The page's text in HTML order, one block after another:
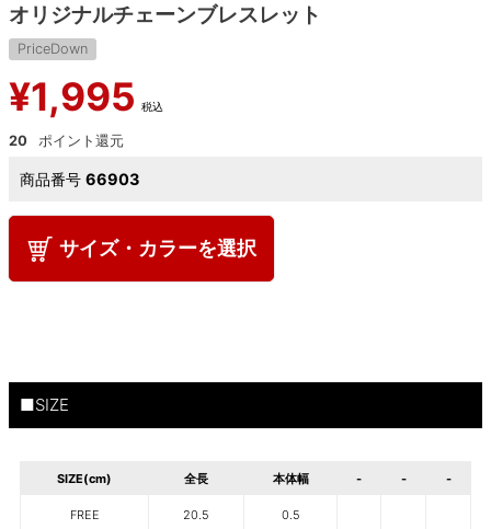
オリジナルチェーンブレスレット
PriceDown
¥1,995 税込
20
商品番号 66903
サイズ・カラーを選択
■SIZE
SIZE(cm) 全長 本体幅 - - -
FREE 20.5 0.5